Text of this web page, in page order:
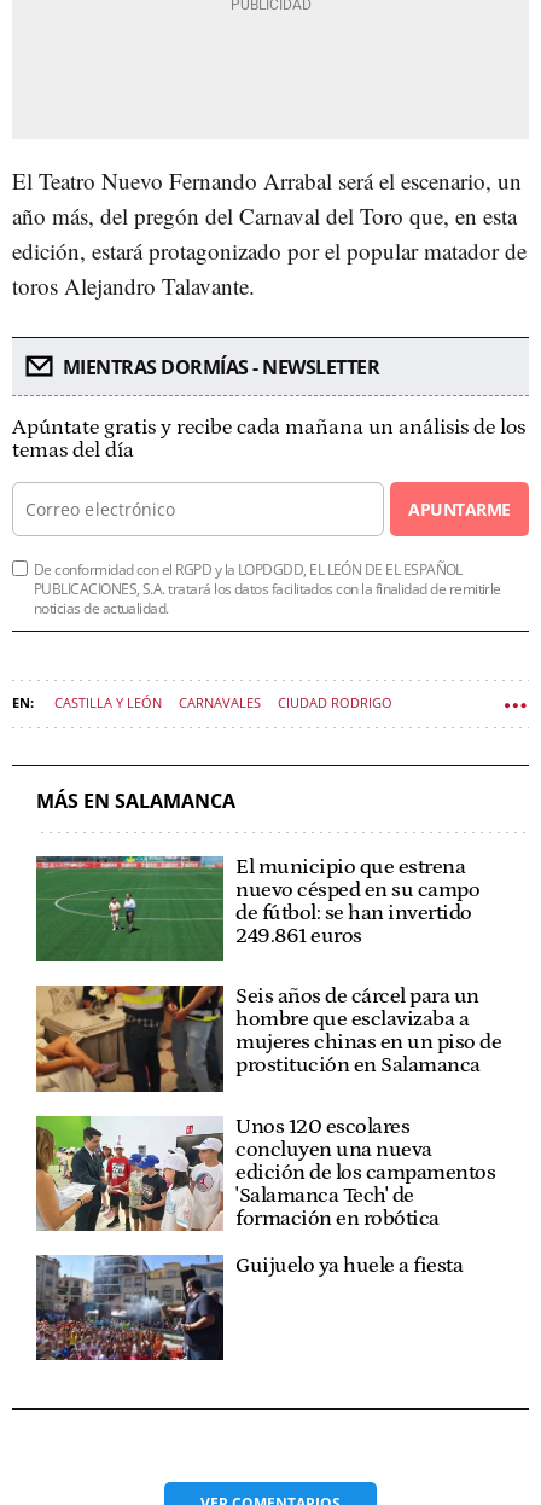
El Teatro Nuevo Fernando Arrabal será el escenario, un
año más, del pregón del Carnaval del Toro que, en esta
edición, estará protagonizado por el popular matador de
toros Alejandro Talavante.
MIENTRAS DORMÍAS - NEWSLETTER
Apúntate gratis y recibe cada mañana un análisis de los
temas del día
APUNTARME
De conformidad con el RGPD y la LOPDGDD, EL LEÓN DE EL ESPAÑOL
PUBLICACIONES, S.A. tratará los datos facilitados con la finalidad de remitirle
noticias de actualidad.
CASTILLA Y LEÓN CARNAVALES CIUDAD RODRIGO
MÁS EN SALAMANCA
El municipio que estrena
nuevo césped en su campo
de fútbol: se han invertido
249.861 euros
Seis años de cárcel para un
hombre que esclavizaba a
mujeres chinas en un piso de
prostitución en Salamanca
Unos 120 escolares
concluyen una nueva
edición de los campamentos
'Salamanca Tech' de
formación en robótica
Guijuelo ya huele a fiesta